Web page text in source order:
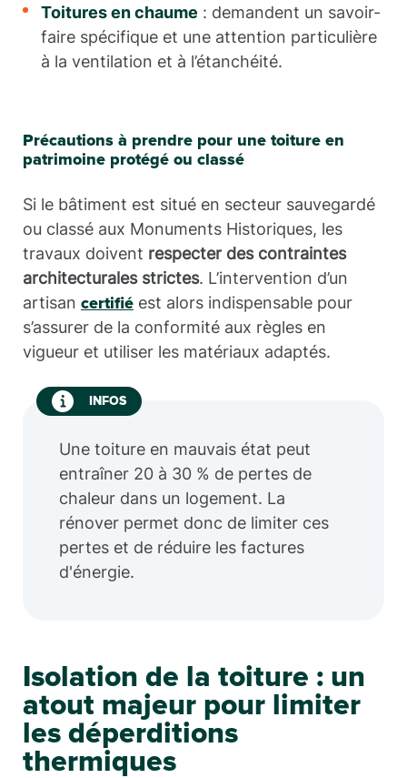
Toitures en chaume : demandent un savoir-
faire spécifique et une attention particulière
à la ventilation et à l’étanchéité.
Précautions à prendre pour une toiture en
patrimoine protégé ou classé
Si le bâtiment est situé en secteur sauvegardé
ou classé aux Monuments Historiques, les
travaux doivent respecter des contraintes
architecturales strictes. L’intervention d’un
artisan certifié est alors indispensable pour
s’assurer de la conformité aux règles en
vigueur et utiliser les matériaux adaptés.
INFOS
Une toiture en mauvais état peut
entraîner 20 à 30 % de pertes de
chaleur dans un logement. La
rénover permet donc de limiter ces
pertes et de réduire les factures
d'énergie.
Isolation de la toiture : un
atout majeur pour limiter
les déperditions
thermiques